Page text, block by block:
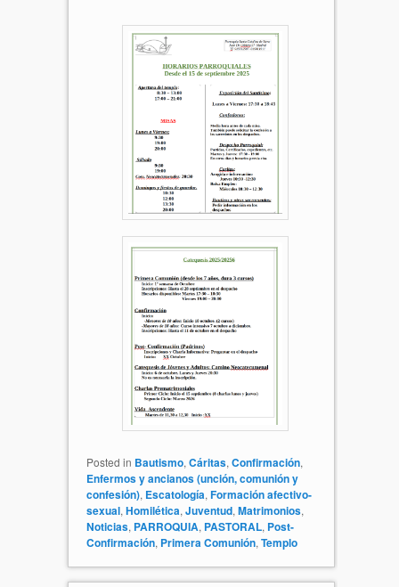
Posted in Bautismo, Cáritas, Confirmación,
Enfermos y ancianos (unción, comunión y
confesión), Escatología, Formación afectivo-
sexual, Homilética, Juventud, Matrimonios,
Noticias, PARROQUIA, PASTORAL, Post-
Confirmación, Primera Comunión, Templo